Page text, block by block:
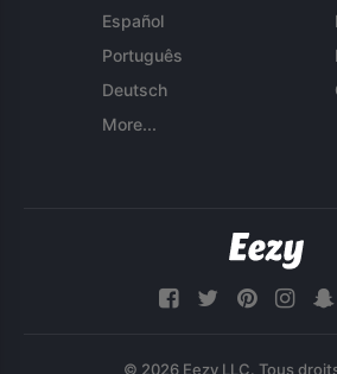
Español
Português
Deutsch
More...
© 2026 Eezy LLC. Tous